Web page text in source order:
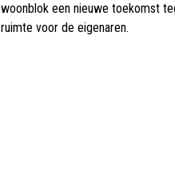
woonblok een nieuwe toekomst
ruimte voor de eigenaren.